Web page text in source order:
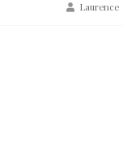
Laurence